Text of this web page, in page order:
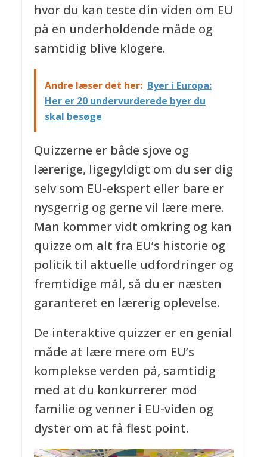
hvor du kan teste din viden om EU
på en underholdende måde og
samtidig blive klogere.
Andre læser det her: Byer i Europa:
Her er 20 undervurderede byer du
skal besøge
Quizzerne er både sjove og
lærerige, ligegyldigt om du ser dig
selv som EU-ekspert eller bare er
nysgerrig og gerne vil lære mere.
Man kommer vidt omkring og kan
quizze om alt fra EU’s historie og
politik til aktuelle udfordringer og
fremtidige mål, så du er næsten
garanteret en lærerig oplevelse.
De interaktive quizzer er en genial
måde at lære mere om EU’s
komplekse verden på, samtidig
med at du konkurrerer mod
familie og venner i EU-viden og
dyster om at få flest point.